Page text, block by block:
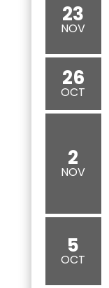
23
NOV
26
OCT
2
NOV
5
OCT